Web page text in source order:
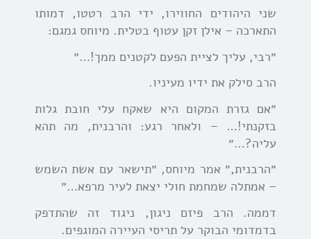
שני היהודים החווירו, ידי הרב רטטו, דמותו
התארכה – אילן זקן עטוף בטלית. מיוחס גמגם:
״רבי, עליך לציית הפעם לקטנים ממך!…״
הרב סילק את ידיו מעיניו.
״אם גזרת המקום היא שאקח עלי חובת גלות
בזקנתי!… – ולאחר רגע: והרבנית, מה תהא
עליה?…״
״הרבנית,״ אמר מיוחס, ״תישאר עם אשת השמש
– אמתלה שמחמת חולי יצאת לעיר מרפא…״
דממה. הרב פיזם ניגון, ניגוד זה שהתדפק
בדמדומי הבוקר על תריסי העיירה המוגפים.